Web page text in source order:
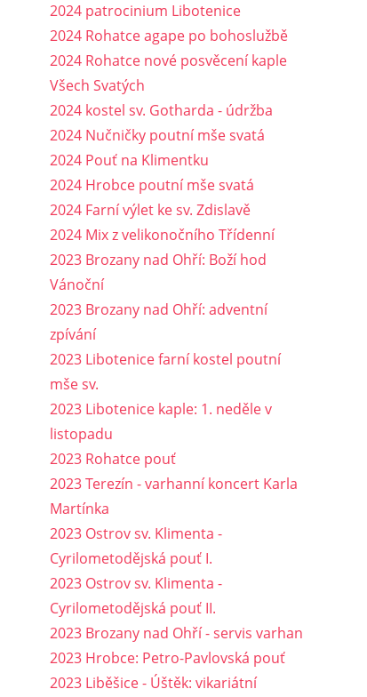
2024 patrocinium Libotenice
2024 Rohatce agape po bohoslužbě
2024 Rohatce nové posvěcení kaple
Všech Svatých
2024 kostel sv. Gotharda - údržba
2024 Nučničky poutní mše svatá
2024 Pouť na Klimentku
2024 Hrobce poutní mše svatá
2024 Farní výlet ke sv. Zdislavě
2024 Mix z velikonočního Třídenní
2023 Brozany nad Ohří: Boží hod
Vánoční
2023 Brozany nad Ohří: adventní
zpívání
2023 Libotenice farní kostel poutní
mše sv.
2023 Libotenice kaple: 1. neděle v
listopadu
2023 Rohatce pouť
2023 Terezín - varhanní koncert Karla
Martínka
2023 Ostrov sv. Klimenta -
Cyrilometodějská pouť I.
2023 Ostrov sv. Klimenta -
Cyrilometodějská pouť II.
2023 Brozany nad Ohří - servis varhan
2023 Hrobce: Petro-Pavlovská pouť
2023 Liběšice - Úštěk: vikariátní